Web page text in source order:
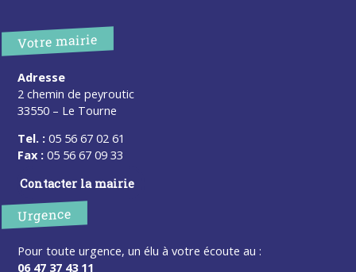
Votre mairie
Adresse
2 chemin de peyroutic
33550 – Le Tourne
Tel. : 05 56 67 02 61
Fax : 05 56 67 09 33
Contacter la mairie
Urgence
Pour toute urgence, un élu à votre écoute au :
06 47 37 43 11